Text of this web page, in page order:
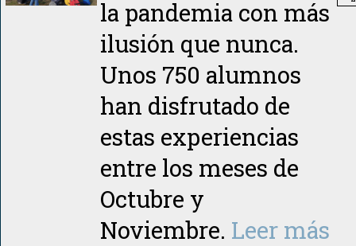
la pandemia con más
ilusión que nunca.
Unos 750 alumnos
han disfrutado de
estas experiencias
entre los meses de
Octubre y
Noviembre. Leer más